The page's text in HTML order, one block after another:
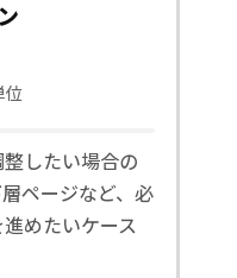
位
したい場合の
ページなど、必
めたいケース